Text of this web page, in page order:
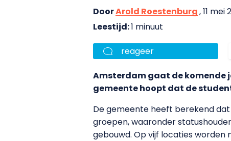
DoorArold Roestenburg, 11 mei
Leestijd:1 minuut
reageer
Amsterdam gaat de komende
gemeente hoopt dat de
De gemeente heeft berekend dat
groepen, waaronder
gebouwd. Op vijf locaties worden